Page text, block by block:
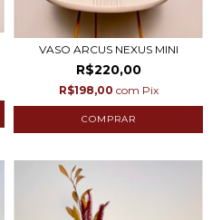
VASO ARCUS NEXUS MINI
R$220,00
R$198,00 com Pix